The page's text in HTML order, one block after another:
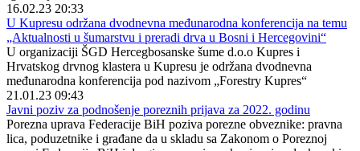
16.02.23 20:33
U Kupresu održana dvodnevna međunarodna konferencija na temu
„Aktualnosti u šumarstvu i preradi drva u Bosni i Hercegovini“
U organizaciji ŠGD Hercegbosanske šume d.o.o Kupres i
Hrvatskog drvnog klastera u Kupresu je održana dvodnevna
međunarodna konferencija pod nazivom „Forestry Kupres“
21.01.23 09:43
Javni poziv za podnošenje poreznih prijava za 2022. godinu
Porezna uprava Federacije BiH poziva porezne obveznike: pravna
lica, poduzetnike i građane da u skladu sa Zakonom o Poreznoj